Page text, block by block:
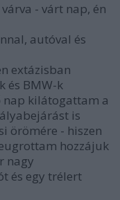
- várt nap, én
autóval és
extázisban
és BMW-k
nap kilátogattam a
is
örömére - hiszen
hozzájuk
nagy
és egy trélert